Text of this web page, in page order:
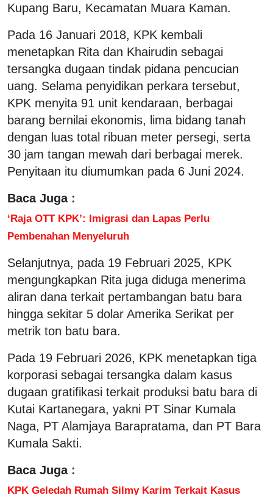
Kupang Baru, Kecamatan Muara Kaman.
Pada 16 Januari 2018, KPK kembali
menetapkan Rita dan Khairudin sebagai
tersangka dugaan tindak pidana pencucian
uang. Selama penyidikan perkara tersebut,
KPK menyita 91 unit kendaraan, berbagai
barang bernilai ekonomis, lima bidang tanah
dengan luas total ribuan meter persegi, serta
30 jam tangan mewah dari berbagai merek.
Penyitaan itu diumumkan pada 6 Juni 2024.
Baca Juga :
‘Raja OTT KPK’: Imigrasi dan Lapas Perlu
Pembenahan Menyeluruh
Selanjutnya, pada 19 Februari 2025, KPK
mengungkapkan Rita juga diduga menerima
aliran dana terkait pertambangan batu bara
hingga sekitar 5 dolar Amerika Serikat per
metrik ton batu bara.
Pada 19 Februari 2026, KPK menetapkan tiga
korporasi sebagai tersangka dalam kasus
dugaan gratifikasi terkait produksi batu bara di
Kutai Kartanegara, yakni PT Sinar Kumala
Naga, PT Alamjaya Barapratama, dan PT Bara
Kumala Sakti.
Baca Juga :
KPK Geledah Rumah Silmy Karim Terkait Kasus